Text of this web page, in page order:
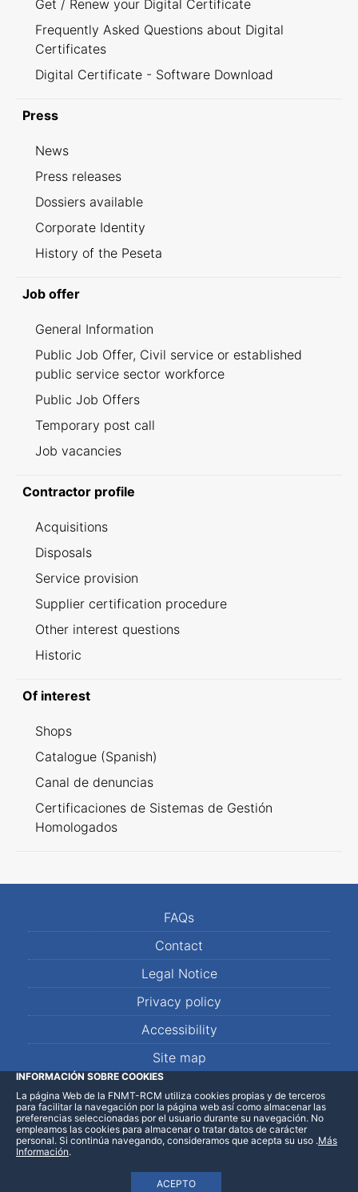
Get / Renew your Digital Certificate
Frequently Asked Questions about Digital
Certificates
Digital Certificate - Software Download
Press
News
Press releases
Dossiers available
Corporate Identity
History of the Peseta
Job offer
General Information
Public Job Offer, Civil service or established
public service sector workforce
Public Job Offers
Temporary post call
Job vacancies
Contractor profile
Acquisitions
Disposals
Service provision
Supplier certification procedure
Other interest questions
Historic
Of interest
Shops
Catalogue (Spanish)
Canal de denuncias
Certificaciones de Sistemas de Gestión
Homologados
FAQs
Contact
Legal Notice
Privacy policy
Accessibility
Site map
LinkedInFacebookWhatsApp
INFORMACIÓN SOBRE COOKIES
La página Web de la FNMT-RCM utiliza cookies propias y de terceros
para facilitar la navegación por la página web así como almacenar las
preferencias seleccionadas por el usuario durante su navegación. No
empleamos las cookies para almacenar o tratar datos de carácter
personal. Si continúa navegando, consideramos que acepta su uso
ACEPTO
.Más
Información.